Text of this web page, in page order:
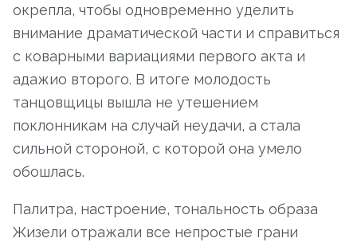
окрепла, чтобы одновременно уделить
внимание драматической части и справиться
с коварными вариациями первого акта и
адажио второго. В итоге молодость
танцовщицы вышла не утешением
поклонникам на случай неудачи, а стала
сильной стороной, с которой она умело
обошлась.
Палитра, настроение, тональность образа
Жизели отражали все непростые грани